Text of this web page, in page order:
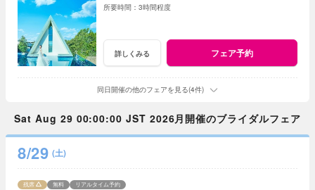
3時間程度
詳しくみる フェア予約
同日開催の他のフェアを見る(4件)
Sat Aug 29 00:00:00 JST 2026月開催のブライダルフェア
8/29 (土)
残席 無料 リアルタイム予約